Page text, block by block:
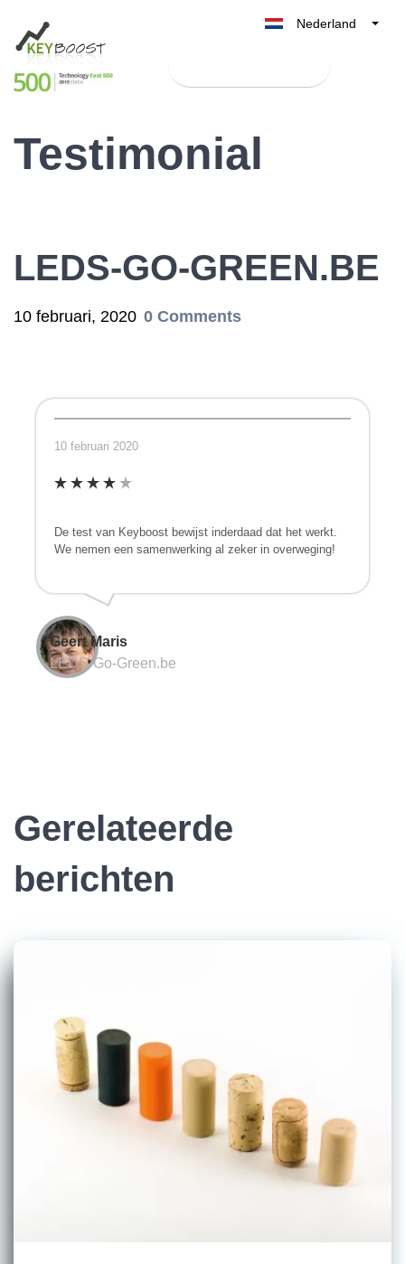
Nederland
België
Testimonial
LEDS-GO-GREEN.BE
10 februari, 2020 0 Comments
10 februari 2020
De test van Keyboost bewijst inderdaad dat het werkt.
We nemen een samenwerking al zeker in overweging!
Geert Maris
LEDS-Go-Green.be
Gerelateerde
berichten